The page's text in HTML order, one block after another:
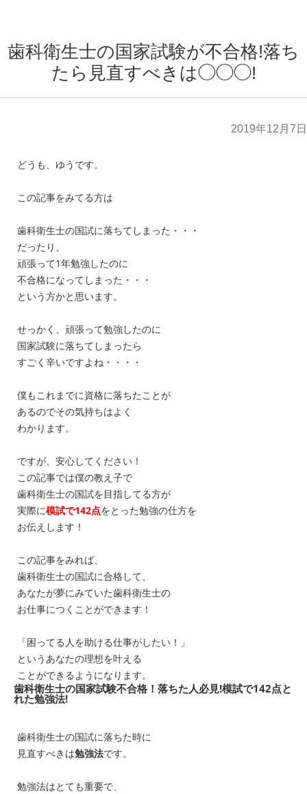
歯科衛生士の国家試験が不合格!落ち
たら見直すべきは◯◯◯!
2019年12月7日
どうも、ゆうです。
この記事をみてる方は
歯科衛生士の国試に落ちてしまった・・・
だったり、
頑張って1年勉強したのに
不合格になってしまった・・・
という方かと思います。
せっかく、頑張って勉強したのに
国家試験に落ちてしまったら
すごく辛いですよね・・・・
僕もこれまでに資格に落ちたことが
あるのでその気持ちはよく
わかります。
ですが、安心してください！
この記事では僕の教え子で
歯科衛生士の国試を目指してる方が
実際に模試で142点をとった勉強の仕方を
お伝えします！
この記事をみれば、
歯科衛生士の国試に合格して、
あなたが夢にみていた歯科衛生士の
お仕事につくことができます！
「困ってる人を助ける仕事がしたい！」
というあなたの理想を叶える
ことができるようになります。
歯科衛生士の国家試験不合格！落ちた人必見!模試で142点と
れた勉強法!
歯科衛生士の国試に落ちた時に
見直すべきは勉強法です。
勉強法はとても重要で、